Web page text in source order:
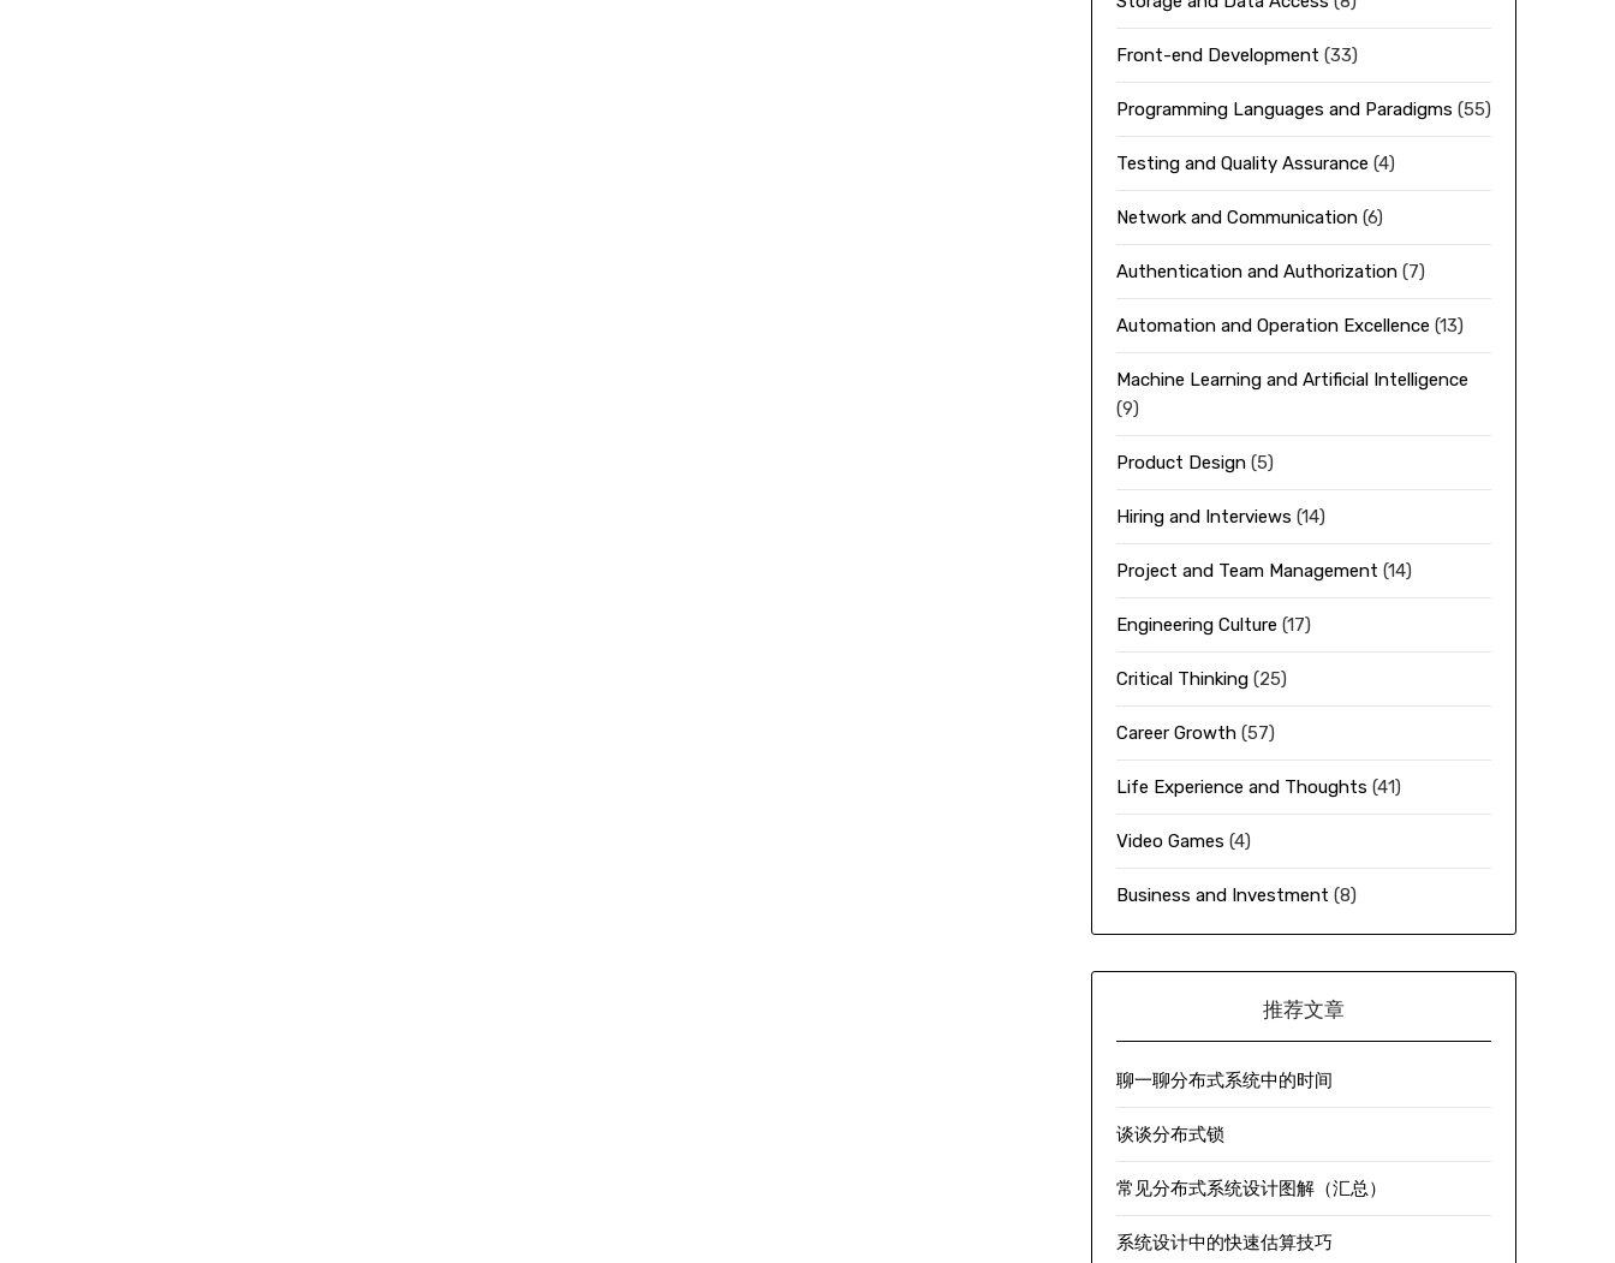
Front-end Development (33)
Programming Languages and Paradigms (55)
Testing and Quality Assurance (4)
Network and Communication(6)
Authentication and Authorization(7)
Automation and Operation Excellence (13)
Machine Learning and Artificial Intelligence
(9)
Product Design(5)
Hiring and Interviews (14)
Project and Team Management (14)
Engineering Culture (17)
Critical Thinking(25)
Career Growth(57)
Life Experience and Thoughts (41)
Video Games (4)
Business and Investment (8)
推荐文章
聊一聊分布式系统中的时间
谈谈分布式锁
常见分布式系统设计图解（汇总）
系统设计中的快速估算技巧